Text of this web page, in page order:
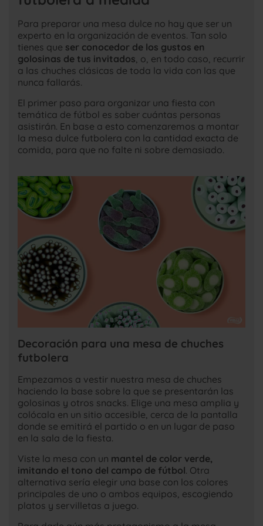
Para preparar una mesa dulce no hay que ser un
experto en la organización de eventos. Tan solo
tienes que ser conocedor de los gustos en
golosinas de tus invitados , o, en todo caso, recurrir
a las chuches clásicas de toda la vida con las que
nunca fallarás.
El primer paso para organizar una fiesta con
temática de fútbol es saber cuántas personas
asistirán. En base a esto comenzaremos a montar
la mesa dulce futbolera con la cantidad exacta de
comida, para que no falte ni sobre demasiado.
Decoración para una mesa de chuches
futbolera
Empezamos a vestir nuestra mesa de chuches
haciendo la base sobre la que se presentarán las
golosinas y otros snacks. Elige una mesa amplia y
colócala en un sitio accesible, cerca de la pantalla
donde se emitirá el partido o en un lugar de paso
en la sala de la fiesta.
Viste la mesa con un mantel de color verde,
imitando el tono del campo de fútbol. Otra
alternativa sería elegir una base con los colores
principales de uno o ambos equipos, escogiendo
platos y servilletas a juego.